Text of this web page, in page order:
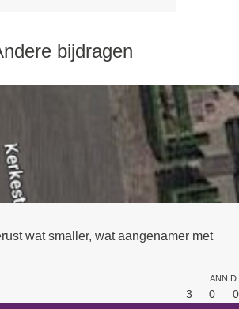
bijdragen
wat smaller, wat aangenamer met
Ann D.
3 0 0